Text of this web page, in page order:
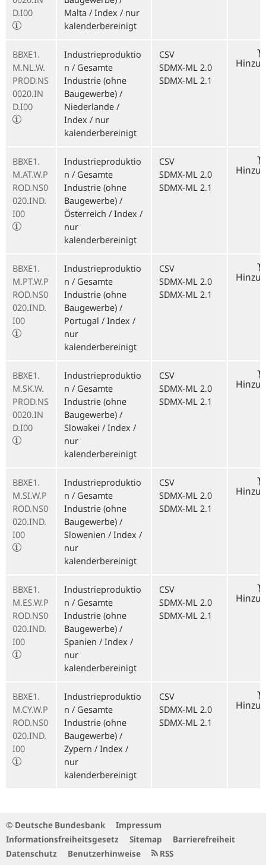
D.I00
Malta / Index / nur
kalenderbereinigt
BBXE1.
M.NL.W.
PROD.NS
0020.IN
D.I00
Industrieproduktio
n / Gesamte
Industrie (ohne
Baugewerbe) /
Niederlande /
Index / nur
kalenderbereinigt
CSV
SDMX-ML 2.0
SDMX-ML 2.1
BBXE1.
M.AT.W.P
ROD.NS0
020.IND.
I00
Industrieproduktio
n / Gesamte
Industrie (ohne
Baugewerbe) /
Österreich / Index /
nur
kalenderbereinigt
CSV
SDMX-ML 2.0
SDMX-ML 2.1
BBXE1.
M.PT.W.P
ROD.NS0
020.IND.
I00
Industrieproduktio
n / Gesamte
Industrie (ohne
Baugewerbe) /
Portugal / Index /
nur
kalenderbereinigt
CSV
SDMX-ML 2.0
SDMX-ML 2.1
BBXE1.
M.SK.W.
PROD.NS
0020.IN
D.I00
Industrieproduktio
n / Gesamte
Industrie (ohne
Baugewerbe) /
Slowakei / Index /
nur
kalenderbereinigt
CSV
SDMX-ML 2.0
SDMX-ML 2.1
BBXE1.
M.SI.W.P
ROD.NS0
020.IND.
I00
Industrieproduktio
n / Gesamte
Industrie (ohne
Baugewerbe) /
Slowenien / Index /
nur
kalenderbereinigt
CSV
SDMX-ML 2.0
SDMX-ML 2.1
BBXE1.
M.ES.W.P
ROD.NS0
020.IND.
I00
Industrieproduktio
n / Gesamte
Industrie (ohne
Baugewerbe) /
Spanien / Index /
nur
kalenderbereinigt
CSV
SDMX-ML 2.0
SDMX-ML 2.1
BBXE1.
M.CY.W.P
ROD.NS0
020.IND.
I00
Industrieproduktio
n / Gesamte
Industrie (ohne
Baugewerbe) /
Zypern / Index /
nur
kalenderbereinigt
CSV
SDMX-ML 2.0
SDMX-ML 2.1
© Deutsche Bundesbank
Impressum
Informationsfreiheitsgesetz
Sitemap
Barrierefreiheit
Datenschutz
Benutzerhinweise RSS